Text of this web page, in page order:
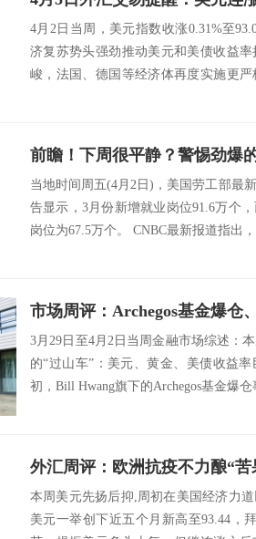
4月2日当周，美元指数收涨0.31%至
济复苏势头强劲推动美元和美债收益
峻，法国、德国等经济体再度实施更
当地时间周五(4月2日)，美国劳工部最
告显示，3月份新增就业岗位91.6万个
岗位为67.5万个。 CNBC最新报道指出
3月29日至4月2日当周金融市场综述：
的“过山车”：美元、黄金、美债收益
初，Bill Hwang旗下的Archegos基金爆
本周美元先扬后抑,周初在美国经济力
美元一举创下近五个月新高至93.44，